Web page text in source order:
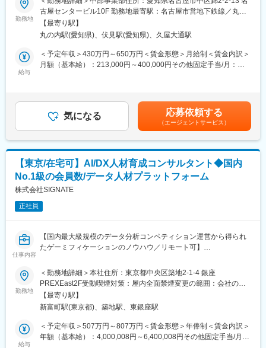
■組織構成
現状コンサルタントは4名になりますが、今後より社内課題の改善
スピードを速めるため積極的な採用を行っております。大手外資
り、面接の際は直接お話する機会もございますので、ぜひ一度ご
応募ください。
ワークも週1~2回ほど活用しており、フレキシブルに就業がしや
すい環境です。また、育児休暇などの制度もあり、家庭を持つ人
をはじめとして働きやすい環境が整えられられています。
変更の範囲：会社の定める業務
■業務内容：
官公庁が管理を義務付けられている上水道・下水道の台帳管理を
サポートします。主に管路施設のデータ整備、関係資料の電子
化、台帳システムデータの更新を行います。
■具体的には：
■配属先情報：
中部事業部 技術センター 国土情報部 施設情報二課
ータ作成の業務が増加しています。
■当社の魅力：
当社は、宇宙から地上まで最新の機材を活用して空間情報を収
集、分析やサービス提供までをワンストップで事業展開していま
す。
自動走行システムの実現に向けた自動走行用の地図の試作構築に
関する業務を内閣府から受託する等、国を挙げた自動走行の取組
みにも参画。また、物流の効率化、経営戦略や事業継続計画の策
定に、「空間情報」は欠かせず、膨大な地図データと各種の情報
解決しています。
変更の範囲：会社の定める業務
勤務地
古屋センタービル10F 勤務地最寄駅：名古屋市営地下鉄線／丸の
内駅受動喫煙対策：屋内全面禁煙変更の範囲：会社の定める事業
所（リモートワーク含む）
【最寄り駅】
丸の内駅(愛知県)、伏見駅(愛知県)、久屋大通駅
給与
＜予定年収＞430万円～650万円＜賃金形態＞月給制＜賃金内訳＞
月額（基本給）：213,000円～400,000円その他固定手当/月：
1回（人事評価による）■賞与：年2回（業績により期末支給あ
り）賃金はあくまでも目安の金額であり、選考を通じて上下する
可能性があります。月給(月額)は固定手当を含めた表記です。
気になる 応募依頼する
（エージェントサービス）
【東京/在宅可】AI/DX人材育成コンサルタント◆国内
No.1級の会員数/データ人材プラットフォーム
株式会社SIGNATE
正社員
仕事内容
【国内最大級規模のデータ分析コンペティション運営から得られ
たゲーミフィケーションのノウハウ／リモート可】
＜ミッション＞
顧客のDX推進を「人材」と「実務」の両面から支援し、内製化
（自走）を実現することがミッションです。SIGNATEは、これま
で培ってきたPBL（課題解決型学習）教材開発の知見や、国内最
大級規模のデータ分析コンペティション運営から得られたゲーミ
フィケーションのノウハウを強みとしています。これらを武器
に、より実践的かつ現場で活躍できる人材育成を目指していま
勤務地
＜勤務地詳細＞本社住所：東京都中央区築地2-1-4 銀座
PREXEast2F受動喫煙対策：屋内全面禁煙変更の範囲：会社の定
める事業所（リモートワーク含む）
【最寄り駅】
新富町駅(東京都)、築地駅、東銀座駅
給与
＜予定年収＞507万円～807万円＜賃金形態＞年俸制＜賃金内訳＞
年額（基本給）：4,000,008円～6,400,008円その他固定手当/月：